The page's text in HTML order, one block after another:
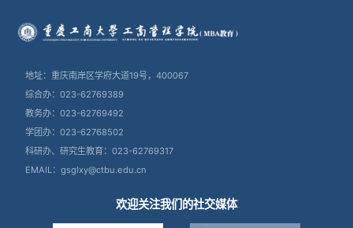
地址：重庆南岸区学府大道19号，400067
综合办：023-62769389
教务办：023-62769492
学团办：023-62768502
科研办、研究生教育：023-62769317
EMAIL：gsglxy@ctbu.edu.cn
欢迎关注我们的社交媒体